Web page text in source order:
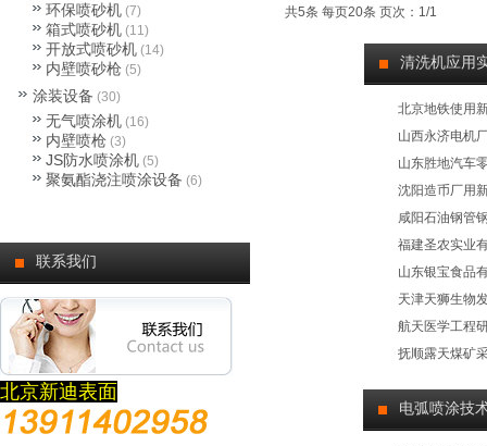
共5条 每页20条 页次：1/1
环保喷砂机 (7)
箱式喷砂机 (11)
开放式喷砂机 (14)
内壁喷砂枪 (5)
涂装设备 (30)
无气喷涂机 (16)
内壁喷枪 (3)
JS防水喷涂机 (5)
聚氨酯浇注喷涂设备 (6)
联系我们
北京新迪表面
清洗机应用
北京地铁使用
山西永济电机
山东胜地汽车
沈阳造币厂用
咸阳石油钢管
福建圣农实业
山东银宝食品
天津天狮生物
航天医学工程
抚顺露天煤矿
电弧喷涂技